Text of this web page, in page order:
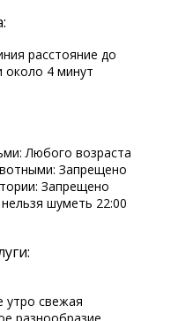
расстояние до
4 минут
Любого возраста
Запрещено
Запрещено
шуметь 22:00
утро свежая